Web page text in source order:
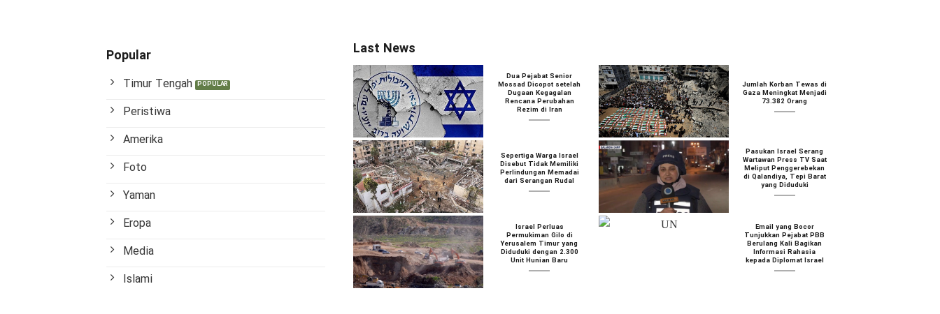
Popular
Timur Tengah
Peristiwa
Amerika
Foto
Yaman
Eropa
Media
Islami
Last News
Dua Pejabat Senior
Mossad Dicopot setelah
Dugaan Kegagalan
Rencana Perubahan
Rezim di Iran
Jumlah Korban Tewas di
Gaza Meningkat Menjadi
73.382 Orang
Sepertiga Warga Israel
Disebut Tidak Memiliki
Perlindungan Memadai
dari Serangan Rudal
Pasukan Israel Serang
Wartawan Press TV Saat
Meliput Penggerebekan
di Qalandiya, Tepi Barat
yang Diduduki
Israel Perluas
Permukiman Gilo di
Yerusalem Timur yang
Diduduki dengan 2.300
Unit Hunian Baru
Email yang Bocor
Tunjukkan Pejabat PBB
Berulang Kali Bagikan
Informasi Rahasia
kepada Diplomat Israel